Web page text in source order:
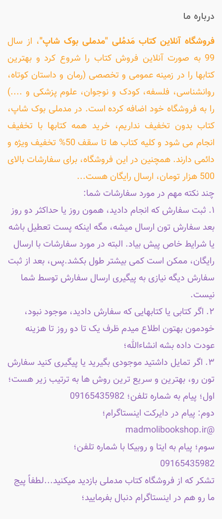
درباره ما
فروشگاه آنلاین کتاب مَدمُلی "مدملی بوک شاپ"، از سال
99 به صورت آنلاین فروش کتاب را شروع کرد و بهترین
کتابها را در زمینه عمومی و تخصصی (رمان و داستان کوتاه،
روانشناسی، فلسفه، کودک و نوجوان، علوم پزشکی و ....)
را به فروشگاه خود اضافه کرده است. در مدملی بوک شاپ،
کتاب بدون تخفیف نداریم، خرید همه کتابها با تخفیف
انجام می شود و کلیه کتاب ها تا سقف 50% تخفیف ویژه و
دائمی دارند. همچنین در این فروشگاه، برای سفارشات بالای
500 هزار تومان، ارسال رایگان هست...
چند نکته مهم در مورد سفارشات شما:
۱. ثبت سفارش که انجام دادید، همون روز یا حداکثر دو روز
بعد سفارش تون ارسال میشه، مگه اینکه پست تعطیل باشه
یا شرایط خاص پیش بیاد. البته در مورد سفارشات با ارسال
رایگان، ممکن است کمی بیشتر طول بکشد.پس، بعد از ثبت
سفارش دیگه نیازی به پیگیری ارسال سفارش توسط شما
نیست.
۲. اگر کتابی یا کتابهایی که سفارش دادید، موجود نبود،
خودمون بهتون اطلاع میدم ظرف یک تا دو روز تا هزینه
عودت داده بشه انشاءالله؛
۳. اگر تمایل داشتید موجودی بگیرید یا پیگیری کنید سفارش
تون رو، بهترین و سریع ترین روش ها به ترتیب زیر هست؛
اول؛ پیام به شماره تلفن؛ 09165435982
دوم: پیام در دایرکت اینستاگرام؛
@madmolibookshop.ir
سوم؛ پیام به ایتا و روبیکا با شماره تلفن؛
09165435982
تشکر که از فروشگاه کتاب مدملی بازدید میکنید...لطفاً پیج
ما رو هم در اینستاگرام دنبال بفرمایید؛